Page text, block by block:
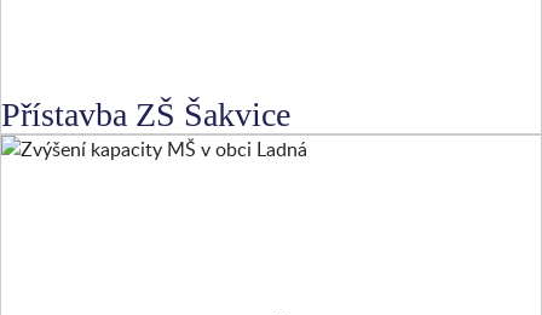
Přístavba ZŠ Šakvice